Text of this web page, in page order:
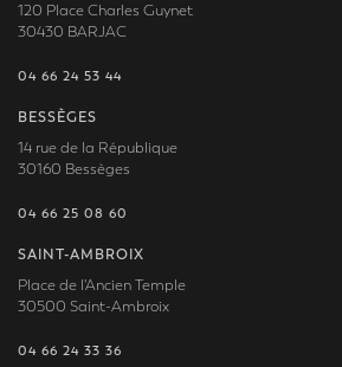
120 Place Charles Guynet
30430 BARJAC
04 66 24 53 44
BESSÈGES
14 rue de la République
30160 Bessèges
04 66 25 08 60
SAINT-AMBROIX
Place de l'Ancien Temple
30500 Saint-Ambroix
04 66 24 33 36